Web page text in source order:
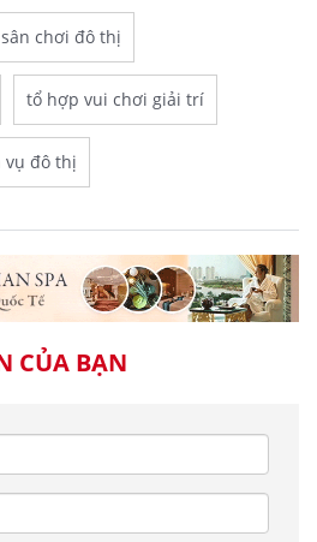
sân chơi đô thị
tổ hợp vui chơi giải trí
vụ đô thị
CỦA BẠN